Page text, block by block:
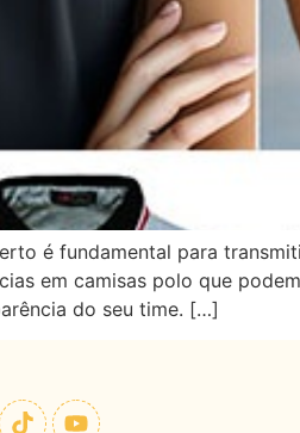
é fundamental para
em camisas polo que
do seu time. […]